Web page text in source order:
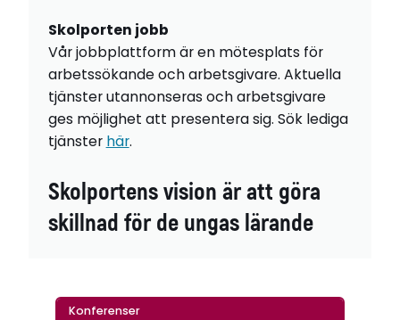
Skolporten jobb
Vår jobbplattform är en mötesplats för
arbetssökande och arbetsgivare. Aktuella
tjänster utannonseras och arbetsgivare
ges möjlighet att presentera sig. Sök lediga
tjänster här.
Skolportens vision är att göra
skillnad för de ungas lärande
Konferenser